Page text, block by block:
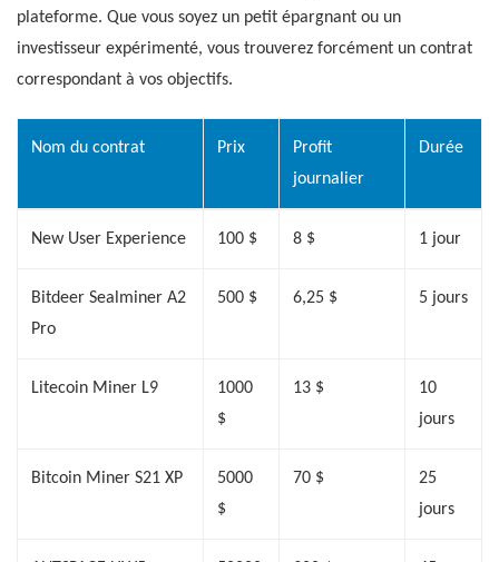
plateforme. Que vous soyez un petit épargnant ou un
investisseur expérimenté, vous trouverez forcément un contrat
correspondant à vos objectifs.
Nom du contrat Prix
Profit
journalier
Durée
New User Experience 100 $ 8 $ 1 jour
Bitdeer Sealminer A2
Pro
500 $ 6,25 $ 5 jours
Litecoin Miner L9
1000
$
13 $
10
jours
Bitcoin Miner S21 XP
5000
$
70 $
25
jours